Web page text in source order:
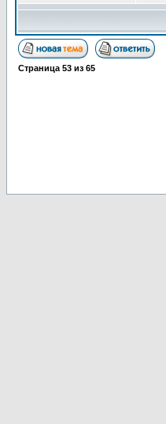
Страница 53 из 65